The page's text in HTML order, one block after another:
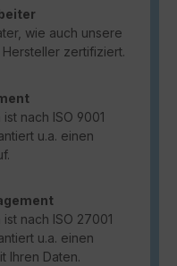
wie auch unsere
zertifiziert.
nach ISO 9001
u.a. einen
nach ISO 27001
u.a. einen
Ihren Daten.